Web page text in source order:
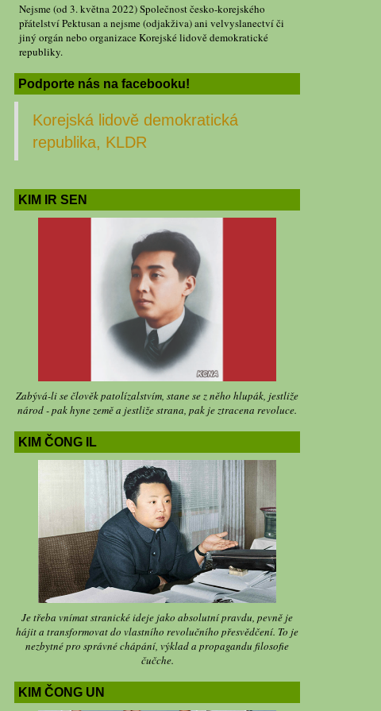
Nejsme (od 3. května 2022) Společnost česko-korejského
přátelství Pektusan a nejsme (odjakživa) ani velvyslanectví či
jiný orgán nebo organizace Korejské lidově demokratické
republiky.
Podporte nás na facebooku!
Korejská lidově demokratická
republika, KLDR
KIM IR SEN
Zabývá-li se člověk patolízalstvím, stane se z něho hlupák, jestliže
národ - pak hyne země a jestliže strana, pak je ztracena revoluce.
KIM ČONG IL
Je třeba vnímat stranické ideje jako absolutní pravdu, pevně je
hájit a transformovat do vlastního revolučního přesvědčení. To je
nezbytné pro správné chápání, výklad a propagandu filosofie
čučche.
KIM ČONG UN